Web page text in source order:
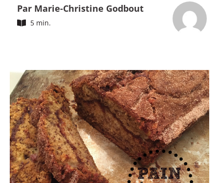
Par Marie-Christine Godbout
5 min.